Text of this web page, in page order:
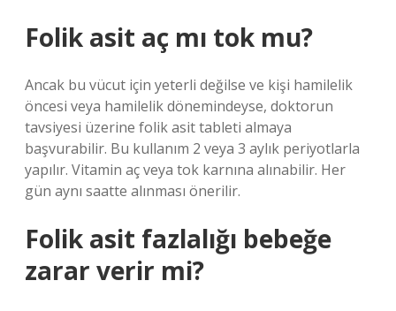
Folik asit aç mı tok mu?
Ancak bu vücut için yeterli değilse ve kişi hamilelik
öncesi veya hamilelik dönemindeyse, doktorun
tavsiyesi üzerine folik asit tableti almaya
başvurabilir. Bu kullanım 2 veya 3 aylık periyotlarla
yapılır. Vitamin aç veya tok karnına alınabilir. Her
gün aynı saatte alınması önerilir.
Folik asit fazlalığı bebeğe
zarar verir mi?